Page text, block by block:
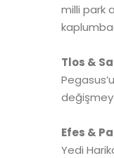
milli park
Tlos &
Efes &
Yedi